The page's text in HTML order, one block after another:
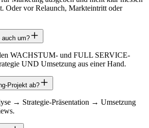
Oder vor Relaunch, Markteintritt oder
um?
WACHSTUM- und FULL SERVICE-
UND Umsetzung aus einer Hand.
Projekt ab?
→ Strategie-Präsentation → Umsetzung